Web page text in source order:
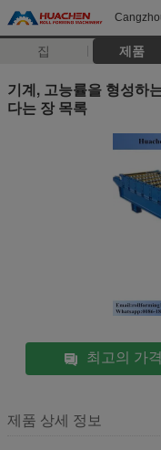
집 제품
기계, 고능률을 형성하
다는 장 목록
최고의 가격
제품 상세 정보